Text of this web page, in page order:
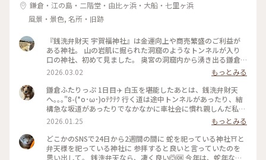
鎌倉・江の島・二階堂・由比ヶ浜・大船・七里ヶ浜
風景・景色, 名所・旧跡
『銭洗弁財天 宇賀福神社』は金運向上や商売繁盛のご利益が
ある神社。 山の岩肌に掘られた洞窟のようなトンネルが入り
口の神社、初めて見ました。 奥宮の洞窟内から湧き出る鎌倉
五名水のひとつ「銭洗水」でお金を洗うと 何倍にも増えて戻
ってくると信じられています。 現金持ち歩かないので、その場
で 旦那さんに恵んでもらった1,000円札と100円玉を洗いまし
た。 意味あるかな。 ✒︎ 源頼朝が夢のお告げで発見した洞窟の
清水が由来。 北条時頼もこの神を敬い自ら銭を洗って祈り、
いつしか銭洗いの水と呼ばれるように。 御祭神は水の神、市
杵島姫命（いちきしまひめのみこと）。 🐾 茶房 雲母の前の道
をさらに10分ほど進んだ先にあります。 鎌倉駅西口から歩い
て20分ほど。 #銭洗弁財天#神奈川#鎌倉#日本遺産#銭洗弁財
天宇賀福神社#はじめての鎌倉#全決の熱が冷めない#狛犬
2026.03.02
もっとみる
鎌倉ふたりっぷ 1日目✈️ 白玉を堪能したあとは、銭洗弁財天
へ｡｡｡"8-(*o･ω･)oﾃｸﾃｸ 行く道は途中トンネルがあったり、結
構急な坂道があったりでなかなかに車社会に慣れ親しんだ私た
ちにはハードモード(((;°▽°))💦 最後にかなりな上り坂ですっか
り折れた心を奮い立たせ何とか無事到着(〃´o｀)ﾌｩ… 参拝し
て、もちろんお金を少し洗い、お守り等を頂いたあとは大仏様
に会いに行きました😊 運良く、銭洗弁財天を出た時にタクシ
ー🚕が止まったので、すかさず捕まえ無事乗車。 楽ちんで高
2026.01.25
もっとみる
どこかのSNSで24日から2週間の間に 蛇を祀っている神社⛩️と
弁天様を祀っている神社に 参拝すると良いと言っていたのを
思い出して。 銭洗弁天なら、凄く良い🙆🆗 今年は、蛇年なの